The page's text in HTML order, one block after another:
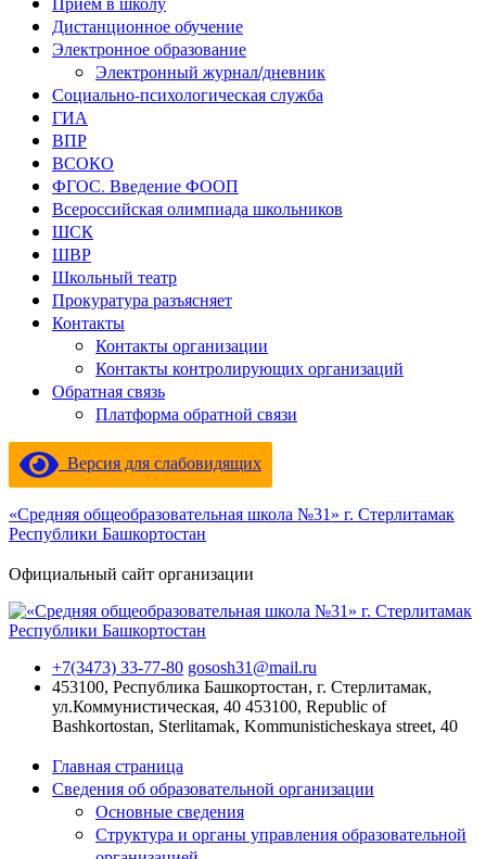
Дистанционное обучение
Электронное образование
Электронный журнал/дневник
Социально-психологическая служба
ГИА
ВПР
ВСОКО
ФГОС. Введение ФООП
Всероссийская олимпиада школьников
ШСК
ШВР
Школьный театр
Прокуратура разъясняет
Контакты
Контакты организации
Контакты контролирующих организаций
Обратная связь
Платформа обратной связи
Версия для слабовидящих
«Средняя общеобразовательная школа №31» г. Стерлитамак
Республики Башкортостан
Официальный сайт организации
+7(3473) 33-77-80 gososh31@mail.ru
453100, Республика Башкортостан, г. Стерлитамак,
ул.Коммунистическая, 40 453100, Republic of
Bashkortostan, Sterlitamak, Kommunisticheskaya street, 40
Главная страница
Сведения об образовательной организации
Основные сведения
Структура и органы управления образовательной